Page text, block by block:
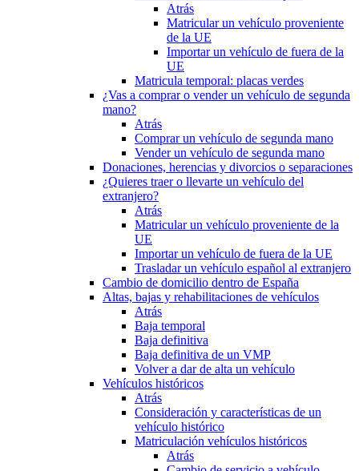
Atrás
Matricular un vehículo proveniente
de la UE
Importar un vehículo de fuera de la
UE
Matricula temporal: placas verdes
¿Vas a comprar o vender un vehículo de segunda
mano?
Atrás
Comprar un vehículo de segunda mano
Vender un vehículo de segunda mano
Donaciones, herencias y divorcios o separaciones
¿Quieres traer o llevarte un vehículo del
extranjero?
Atrás
Matricular un vehículo proveniente de la
UE
Importar un vehículo de fuera de la UE
Trasladar un vehículo español al extranjero
Cambio de domicilio dentro de España
Altas, bajas y rehabilitaciones de vehículos
Atrás
Baja temporal
Baja definitiva
Baja definitiva de un VMP
Volver a dar de alta un vehículo
Vehículos históricos
Atrás
Consideración y características de un
vehículo histórico
Matriculación vehículos históricos
Atrás